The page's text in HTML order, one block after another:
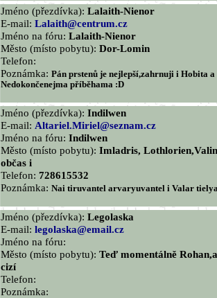
Jméno (přezdívka): Lalaith-Nienor
E-mail: Lalaith@centrum.cz
Jméno na fóru: Lalaith-Nienor
Město (místo pobytu): Dor-Lomin
Telefon:
Poznámka: Pán prstenů je nejlepší,zahrnuji i Hobita
Nedokončenejma příběhama :D
Jméno (přezdívka): Indilwen
E-mail: Altariel.Miriel@seznam.cz
Jméno na fóru: Indilwen
Město (místo pobytu): Imladris,
občas i
Telefon: 728615532
Poznámka: Nai tiruvantel arvaryuvantel i Valar
Jméno (přezdívka): Legolaska
E-mail: legolaska@email.cz
Jméno na fóru:
Město (místo pobytu): Teď momentálně
cizí
Telefon:
Poznámka: